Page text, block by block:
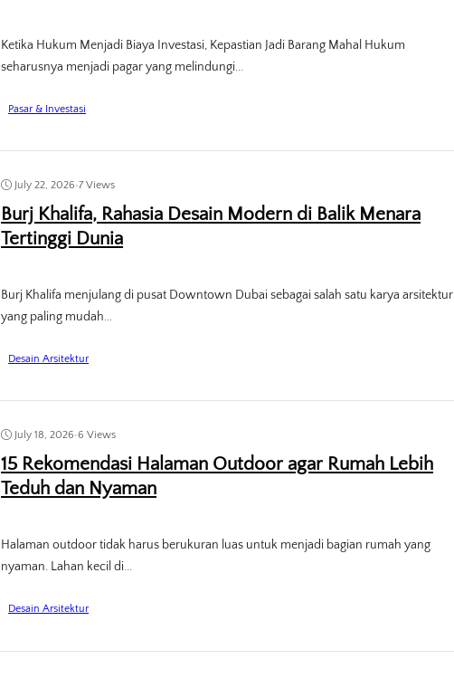
Ketika Hukum Menjadi Biaya Investasi, Kepastian Jadi Barang Mahal Hukum
seharusnya menjadi pagar yang melindungi...
Pasar & Investasi
July 22, 2026•7 Views
Burj Khalifa, Rahasia Desain Modern di Balik Menara
Tertinggi Dunia
Burj Khalifa menjulang di pusat Downtown Dubai sebagai salah satu karya arsitektur
yang paling mudah...
Desain Arsitektur
July 18, 2026•6 Views
15 Rekomendasi Halaman Outdoor agar Rumah Lebih
Teduh dan Nyaman
Halaman outdoor tidak harus berukuran luas untuk menjadi bagian rumah yang
nyaman. Lahan kecil di...
Desain Arsitektur